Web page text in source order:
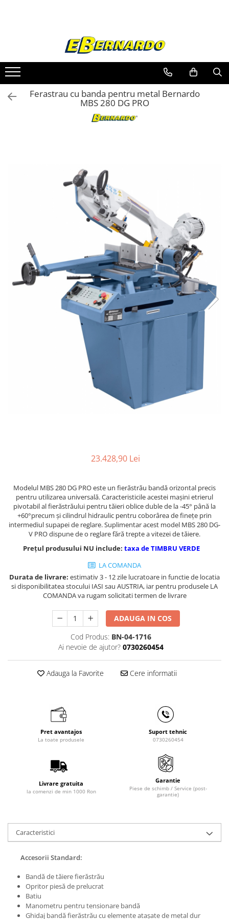
Prelucrare metal
Fierastraie pentru metal
Ferastraie mobile pentru metal
Fierastraie prelucrare metal
Ferastraie circulare pentru metal
Ferastraie metal cu banda si taiere
dubla semiautomate
Ferastraie prelucrare metal cu
Strunguri pentru metal
Strunguri CNC
Strunguri cu cutie de viteze
Strunguri cu surub de ghidare
Strunguri de precizie
Strunguri metal cu freza
Strunguri universale cu afisaj
Strunguri universale cu viteza
Masini de gaurit - Vario - cu masa
Masini de gaurit cu coloana si cap
Masini de gaurit cu coloana si
curea de distributie
Masini de gaurit cu masa
Masini de gaurit cu stand si
coloana
Masini de gaurit radiale
Masini de gaurit si frezat
Masini de gaurit cu freza
Masini de frezat universale
Masini de frezat cu batiu
Masini de frezat multifunctionale
Masini de frezat universale SERVO
Masini de frezat verticale
Masini de slefuit metal
Masini de polizat bavuri cu perii
Masini de rectificat plan
Masini de rectificat plan
Masini de satinat
Masini de slefuit combinate
Masini de slefuit cu banda
Masini de slefuit cu mediu umed si
uscat
Masini de slefuit cutite de gravat
Masini de tesit
Masini universale de ascutit
Polizoare de banc
Masini de filetat
Ferastrau cu banda pentru metal Bernardo
MBS 280 DG PRO
23.428,90 Lei
Modelul MBS 280 DG PRO este un fierăstrău bandă orizontal precis
pentru utilizarea universală. Caracteristicile acestei maşini etrierul
pivotabil al fierăstrăului pentru tăieri oblice duble de la -45° până la
+60°precum şi cilindrul hidraulic pentru coborârea de fineţe prin
intermediul supapei de reglare. Suplimentar acest model MBS 280 DG-
V PRO dispune de o reglare fără trepte a vitezei de tăiere.
Prețul produsului NU include: taxa de TIMBRU VERDE
LA COMANDA
Durata de livrare: estimativ 3 - 12 zile lucratoare in functie de locatia
si disponibilitatea stocului IASI sau AUSTRIA, iar pentru produsele LA
COMANDA va rugam solicitati termen de livrare
ADAUGA IN COS
Cod Produs: BN-04-1716
Ai nevoie de ajutor? 0730260454
Adauga la Favorite Cere informatii
Pret avantajos
La toate produsele
Suport tehnic
0730260454
Livrare gratuita
la comenzi de min 1000 Ron
Garantie
Piese de schimb / Service (post-
garantie)
Caracteristici
Accesorii Standard:
Bandă de tăiere fierăstrău
Opritor piesă de prelucrat
Batiu
Manometru pentru tensionare bandă
Ghidaj bandă fierăstrău cu elemente ataşate de metal dur